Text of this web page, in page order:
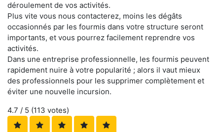
déroulement de vos activités.
Plus vite vous nous contacterez, moins les dégâts
occasionnés par les fourmis dans votre structure seront
importants, et vous pourrez facilement reprendre vos
activités.
Dans une entreprise professionnelle, les fourmis peuvent
rapidement nuire à votre popularité ; alors il vaut mieux
des professionnels pour les supprimer complètement et
éviter une nouvelle incursion.
4.7 / 5 (113 votes)